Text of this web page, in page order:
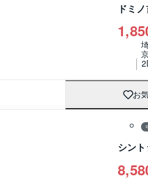
ドミ
お
シン